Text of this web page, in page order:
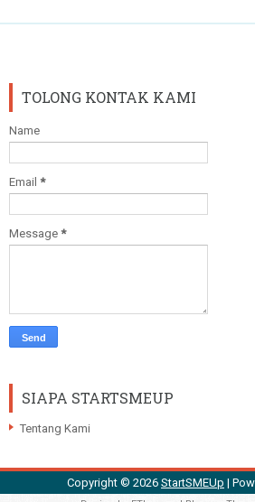
TOLONG KONTAK KAMI
Name
Email *
Message *
SIAPA STARTSMEUP
Tentang Kami
Copyright © 2026 StartSMEUp |